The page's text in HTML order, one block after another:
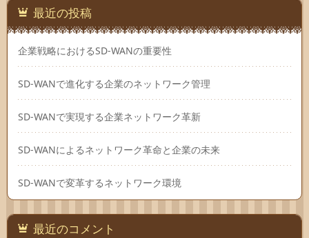
最近の投稿
企業戦略におけるSD-WANの重要性
SD-WANで進化する企業のネットワーク管理
SD-WANで実現する企業ネットワーク革新
SD-WANによるネットワーク革命と企業の未来
SD-WANで変革するネットワーク環境
最近のコメント